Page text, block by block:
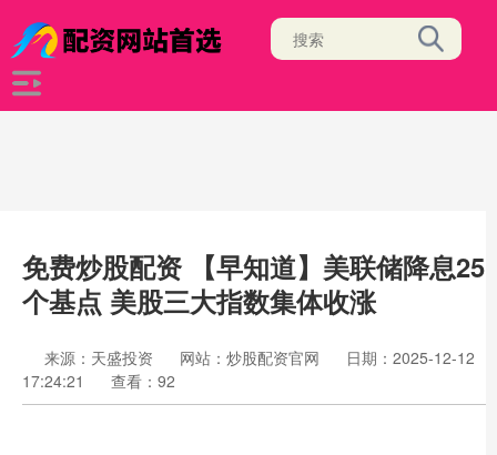
免费炒股配资 【早知道】美联储降息25
个基点 美股三大指数集体收涨
来源：天盛投资 网站：炒股配资官网
日期：2025-12-12
17:24:21
查看：92